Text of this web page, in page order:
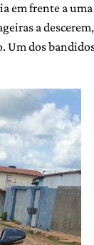
em frente a
a
Um dos